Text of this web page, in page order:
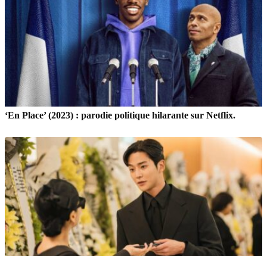
‘En Place’ (2023) : parodie politique hilarante sur Netflix.